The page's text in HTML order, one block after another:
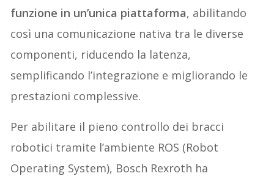
funzione in un’unica piattaforma, abilitando
così una comunicazione nativa tra le diverse
componenti, riducendo la latenza,
semplificando l’integrazione e migliorando le
prestazioni complessive.
Per abilitare il pieno controllo dei bracci
robotici tramite l’ambiente ROS (Robot
Operating System), Bosch Rexroth ha